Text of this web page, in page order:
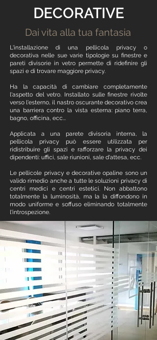
DECORATIVE
Dai vita alla tua fantasia
L'installazione di una pellicola privacy o
decorativa nelle sue varie tipologie su finestre e
pareti divisorie in vetro permette di ridefinire gli
spazi e di trovare maggiore privacy.
Ha la capacità di cambiare completamente
l'aspetto del vetro. Installato sulle finestre rivolte
verso l'esterno, il nastro oscurante decorativo crea
una barriera contro la vista esterna: piano terra,
bagno, officina, ecc...
Applicata a una parete divisoria interna, la
pellicola privacy può essere utilizzata per
ridistribuire gli spazi e rafforzare la privacy dei
dipendenti: uffici, sale riunioni, sale d'attesa, ecc.
Le pellicole privacy e decorative opaline sono un
valido rimedio anche a tutte le soluzioni privacy di
centri medici e centri estetici. Non abbattono
totalmente la luminosità, ma la la diffondono in
modo uniforme e soffuso eliminando totalmente
l'introspezione.